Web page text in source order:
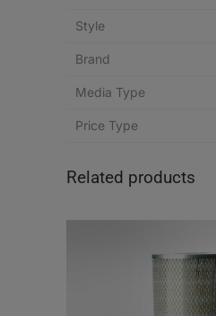
Style
Brand
Media Type
Price Type
Related products